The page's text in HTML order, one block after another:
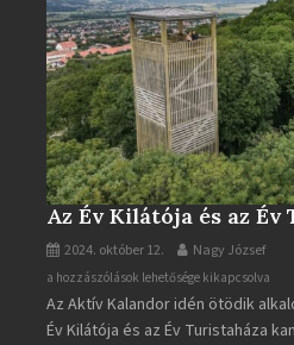
Az Év Kilátója és az Év
2024. október 12. Nagy József
Az
Év
Kilátója
a hozzászólások lehetősége kikapcsolva
Az Aktív Kalandor idén ötödik
Év Kilátója és az Év Turistaháza